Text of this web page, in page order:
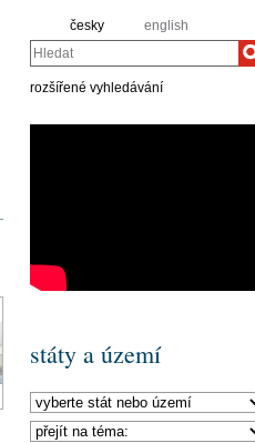
česky english
Hledat
rozšířené vyhledávání
státy a území